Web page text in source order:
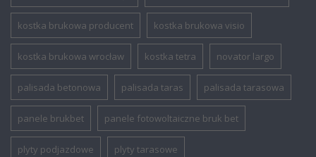
kostka brukowa producent kostka brukowa visio
kostka brukowa wrocław kostka tetra novator largo
palisada betonowa palisada taras palisada tarasowa
panele brukbet panele fotowoltaiczne bruk bet
plyty podjazdowe plyty tarasowe